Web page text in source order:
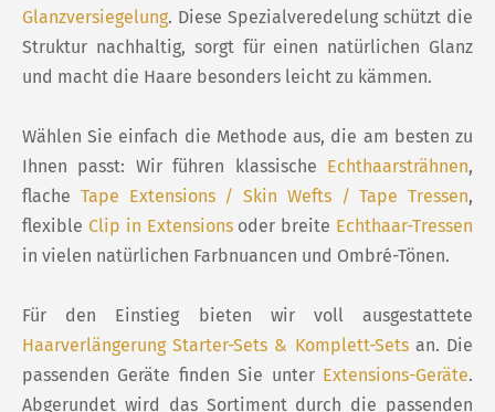
Glanzversiegelung. Diese Spezialveredelung schützt die
Struktur nachhaltig, sorgt für einen natürlichen Glanz
und macht die Haare besonders leicht zu kämmen.
Wählen Sie einfach die Methode aus, die am besten zu
Ihnen passt: Wir führen klassische Echthaarsträhnen,
flache Tape Extensions / Skin Wefts / Tape Tressen,
flexible Clip in Extensionsoder breite Echthaar-Tressen
in vielen natürlichen Farbnuancen und Ombré-Tönen.
Für den Einstieg bieten wir voll ausgestattete
Haarverlängerung Starter-Sets & Komplett-Setsan. Die
passenden Geräte finden Sie unter Extensions-Geräte.
Abgerundet wird das Sortiment durch die passenden